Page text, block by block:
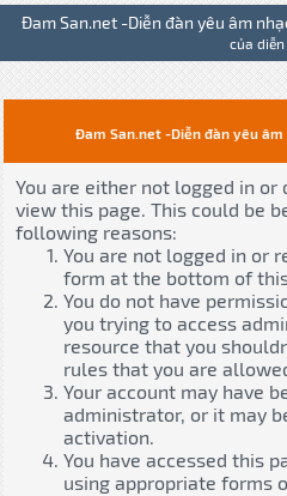
Đam San.net -Diễn đàn yêu âm
của diễn
Đam San.net -Diễn đàn yêu
You are either not logged in or
view this page. This could be
following reasons:
You are not logged in or
form at the bottom of
You do not have
you trying to access
resource that you
rules that you are
Your account may have
administrator, or it may
activation.
You have accessed this
using appropriate forms